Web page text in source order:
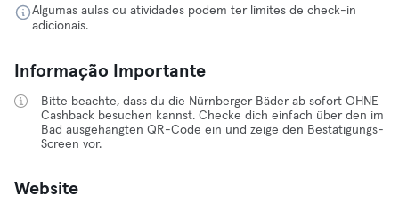
Algumas aulas ou atividades podem ter limites de check-in
adicionais.
Informação Importante
Bitte beachte, dass du die Nürnberger Bäder ab sofort OHNE
Cashback besuchen kannst. Checke dich einfach über den im
Bad ausgehängten QR-Code ein und zeige den Bestätigungs-
Screen vor.
Website